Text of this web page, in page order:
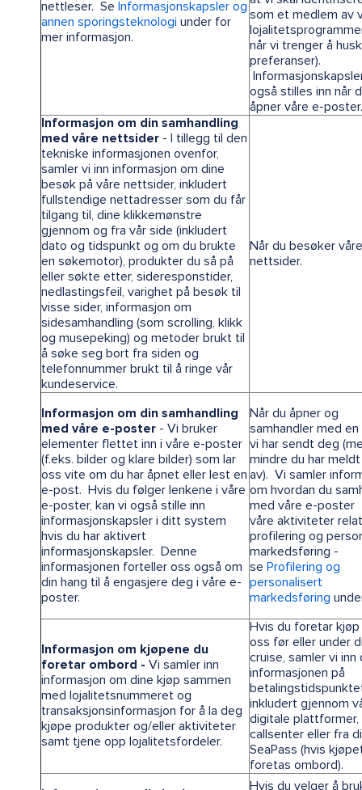
nettleser. Se Informasjonskapsler og
annen sporingsteknologi under for
mer informasjon.
som et medlem av
når vi trenger å
preferanser).
også stilles inn når
åpner våre e-poster.
Informasjon om din samhandling
med våre nettsider - I tillegg til den
tekniske informasjonen ovenfor,
samler vi inn informasjon om dine
besøk på våre nettsider, inkludert
fullstendige nettadresser som du får
tilgang til, dine klikkemønstre
gjennom og fra vår side (inkludert
dato og tidspunkt og om du brukte
en søkemotor), produkter du så på
eller søkte etter, sideresponstider,
nedlastingsfeil, varighet på besøk til
visse sider, informasjon om
sidesamhandling (som scrolling, klikk
og musepeking) og metoder brukt til
å søke seg bort fra siden og
telefonnummer brukt til å ringe vår
kundeservice.
Når du besøker våre
nettsider.
Informasjon om din samhandling
med våre e-poster - Vi bruker
elementer flettet inn i våre e-poster
(f.eks. bilder og klare bilder) som lar
oss vite om du har åpnet eller lest en
e-post. Hvis du følger lenkene i våre
e-poster, kan vi også stille inn
informasjonskapsler i ditt system
hvis du har aktivert
informasjonskapsler. Denne
informasjonen forteller oss også om
din hang til å engasjere deg i våre e-
poster.
Når du åpner og
samhandler med
vi har sendt deg
mindre du har
av). Vi samler
om hvordan du
med våre e-poster
våre aktiviteter
profilering og
markedsføring -
se Profilering og
personalisert
markedsføring
Informasjon om kjøpene du
foretar ombord - Vi samler inn
informasjon om dine kjøp sammen
med lojalitetsnummeret og
transaksjonsinformasjon for å la deg
kjøpe produkter og/eller aktiviteter
samt tjene opp lojalitetsfordeler.
Hvis du foretar
oss før eller under
cruise, samler vi inn
informasjonen på
inkludert gjennom
digitale plattformer,
callsenter eller fra
SeaPass (hvis
foretas ombord).
Hvis du velger å